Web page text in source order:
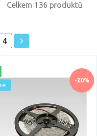
Celkem 136 produktů
4
-20%